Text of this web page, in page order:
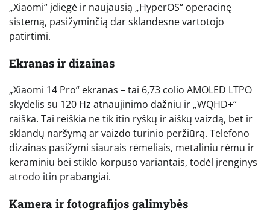
„Xiaomi“ įdiegė ir naujausią „HyperOS“ operacinę
sistemą, pasižyminčią dar sklandesne vartotojo
patirtimi.
Ekranas ir dizainas
„Xiaomi 14 Pro“ ekranas – tai 6,73 colio AMOLED LTPO
skydelis su 120 Hz atnaujinimo dažniu ir „WQHD+“
raiška. Tai reiškia ne tik itin ryškų ir aiškų vaizdą, bet ir
sklandų naršymą ar vaizdo turinio peržiūrą. Telefono
dizainas pasižymi siaurais rėmeliais, metaliniu rėmu ir
keraminiu bei stiklo korpuso variantais, todėl įrenginys
atrodo itin prabangiai.
Kamera ir fotografijos galimybės